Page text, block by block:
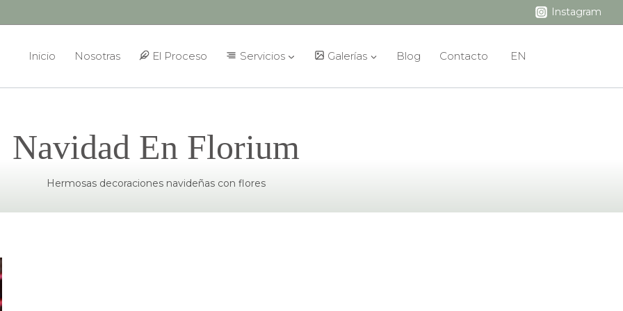
Instagram
Inicio Nosotras El Proceso Servicios Galerías Blog Contacto EN
Navidad En Florium
Hermosas decoraciones navideñas con flores